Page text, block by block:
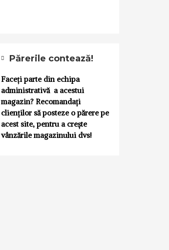
Părerile contează!
Faceți parte din echipa
administrativă a acestui
magazin? Recomandați
clienților să posteze o părere pe
acest site, pentru a crește
vânzările magazinului dvs!